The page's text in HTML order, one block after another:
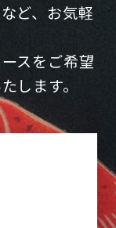
ど、お気軽
スをご希望
します。